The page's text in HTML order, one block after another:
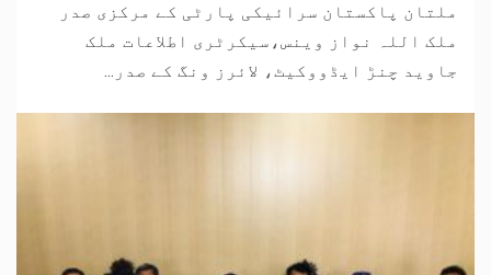
ملتان پاکستان سرائیکی پارٹی کے مرکزی صدر
ملک اللہ نواز وینس،سیکرٹری اطلاعات ملک
جاوید چنڑ ایڈووکیٹ، لائرز ونگ کے صدر...